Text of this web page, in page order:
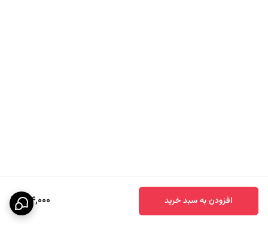
124,000 افزودن به سبد خرید